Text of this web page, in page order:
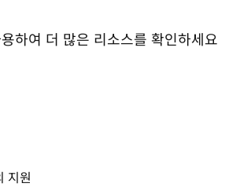
하여 더 많은 리소스를 확인하세요
지원